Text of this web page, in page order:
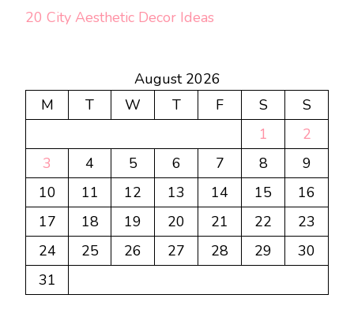
20 City Aesthetic Decor Ideas
August 2026
M
T W T F S
S
1
2
3
4 5 6 7 8
9
10
11 12 13 14 15
16
17
18 19 20 21 22
23
24
25 26 27 28 29
30
31